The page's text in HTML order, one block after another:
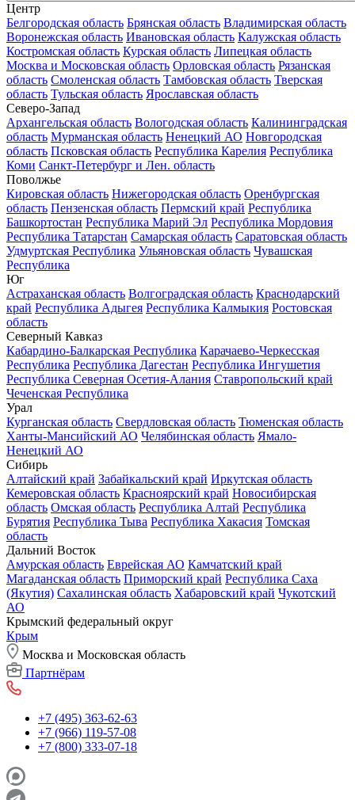
Центр
Белгородская область Брянская область Владимирская область
Воронежская область Ивановская область Калужская область
Костромская область Курская область Липецкая область
Москва и Московская область Орловская область Рязанская
область Смоленская область Тамбовская область Тверская
область Тульская область Ярославская область
Северо-Запад
Архангельская область Вологодская область Калининградская
область Мурманская область Ненецкий АО Новгородская
область Псковская область Республика Карелия Республика
Коми Санкт-Петербург и Лен. область
Поволжье
Кировская область Нижегородская область Оренбургская
область Пензенская область Пермский край Республика
Башкортостан Республика Марий Эл Республика Мордовия
Республика Татарстан Самарская область Саратовская область
Удмуртская Республика Ульяновская область Чувашская
Республика
Юг
Астраханская область Волгоградская область Краснодарский
край Республика Адыгея Республика Калмыкия Ростовская
область
Северный Кавказ
Кабардино-Балкарская Республика Карачаево-Черкесская
Республика Республика Дагестан Республика Ингушетия
Республика Северная Осетия-Алания Ставропольский край
Чеченская Республика
Урал
Курганская область Свердловская область Тюменская область
Ханты-Мансийский АО Челябинская область Ямало-
Ненецкий АО
Сибирь
Алтайский край Забайкальский край Иркутская область
Кемеровская область Красноярский край Новосибирская
область Омская область Республика Алтай Республика
Бурятия Республика Тыва Республика Хакасия Томская
область
Дальний Восток
Амурская область Еврейская АО Камчатский край
Магаданская область Приморский край Республика Саха
(Якутия) Сахалинская область Хабаровский край Чукотский
АО
Крымский федеральный округ
Крым
Москва и Московская область
Партнёрам
+7 (495) 363-62-63
+7 (966) 119-57-08
+7 (800) 333-07-18